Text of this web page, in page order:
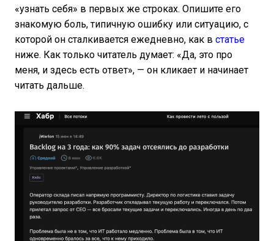
«узнать себя» в первых же строках. Опишите его
знакомую боль, типичную ошибку или ситуацию, с
которой он сталкивается ежедневно, как в статье
ниже. Как только читатель думает: «Да, это про
меня, и здесь есть ответ», — он кликает и начинает
читать дальше.